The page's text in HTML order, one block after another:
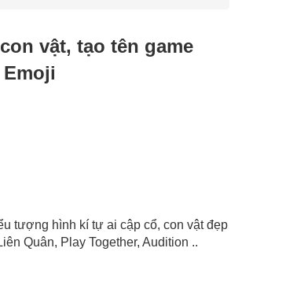
vật, tạo tên game
tượng hình kí tự ai cập cổ, con vật đẹp
Quân, Play Together, Audition ..